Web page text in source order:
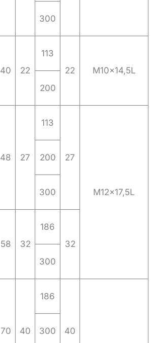
300
40
22
113
22
M10x14,5L
200
48 27
113
27
M12x17,5L
200
300
58
32
186
32
300
70 40
186
40
300